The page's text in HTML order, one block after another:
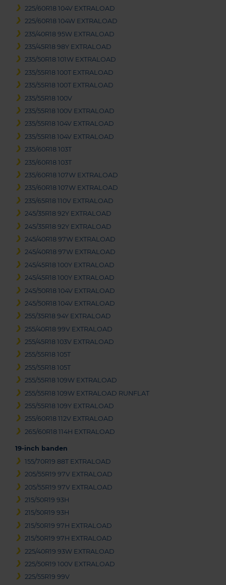
225/60R18 104V EXTRALOAD
225/60R18 104W EXTRALOAD
235/40R18 95W EXTRALOAD
235/45R18 98Y EXTRALOAD
235/50R18 101W EXTRALOAD
235/55R18 100T EXTRALOAD
235/55R18 100T EXTRALOAD
235/55R18 100V
235/55R18 100V EXTRALOAD
235/55R18 104V EXTRALOAD
235/55R18 104V EXTRALOAD
235/60R18 103T
235/60R18 103T
235/60R18 107W EXTRALOAD
235/60R18 107W EXTRALOAD
235/65R18 110V EXTRALOAD
245/35R18 92Y EXTRALOAD
245/35R18 92Y EXTRALOAD
245/40R18 97W EXTRALOAD
245/40R18 97W EXTRALOAD
245/45R18 100Y EXTRALOAD
245/45R18 100Y EXTRALOAD
245/50R18 104V EXTRALOAD
245/50R18 104V EXTRALOAD
255/35R18 94Y EXTRALOAD
255/40R18 99V EXTRALOAD
255/45R18 103V EXTRALOAD
255/55R18 105T
255/55R18 105T
255/55R18 109W EXTRALOAD
255/55R18 109W EXTRALOAD RUNFLAT
255/55R18 109Y EXTRALOAD
255/60R18 112V EXTRALOAD
265/60R18 114H EXTRALOAD
19-inch banden
155/70R19 88T EXTRALOAD
205/55R19 97V EXTRALOAD
205/55R19 97V EXTRALOAD
215/50R19 93H
215/50R19 93H
215/50R19 97H EXTRALOAD
215/50R19 97H EXTRALOAD
225/40R19 93W EXTRALOAD
225/50R19 100V EXTRALOAD
225/55R19 99V